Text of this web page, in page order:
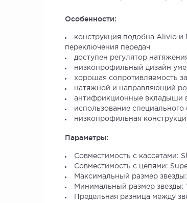
Особенности:
конструкция подобна Alivio и
переключения передач
доступен регулятор
низкопрофильный дизайн
хорошая сопротивляемость
натяжной и направляющий
антифрикционные вкладыши
использование
низкопрофильная
Параметры:
Совместимость с кассетами:
Совместимость с цепями:
Максимальный размер
Минимальный размер звезды:
Предельная разница между